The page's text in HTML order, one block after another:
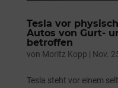
Tesla vor
Autos von Gurt-
betroffen
von Moritz Kopp | Nov.
Tesla steht vor einem